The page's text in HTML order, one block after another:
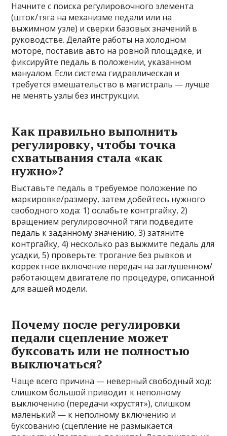
Начните с поиска регулировочного элемента
(шток/тяга на механизме педали или на
выжимном узле) и сверки базовых значений в
руководстве. Делайте работы на холодном
моторе, поставив авто на ровной площадке, и
фиксируйте педаль в положении, указанном
мануалом. Если система гидравлическая и
требуется вмешательство в магистраль — лучше
не менять узлы без инструкции.
Как правильно выполнить
регулировку, чтобы точка
схватывания стала «как
нужно»?
Выставьте педаль в требуемое положение по
маркировке/размеру, затем добейтесь нужного
свободного хода: 1) ослабьте контргайку, 2)
вращением регулировочной тяги подведите
педаль к заданному значению, 3) затяните
контргайку, 4) несколько раз выжмите педаль для
усадки, 5) проверьте: трогание без рывков и
корректное включение передач на заглушенном/
работающем двигателе по процедуре, описанной
для вашей модели.
Почему после регулировки
педали сцепление может
буксовать или не полностью
выключаться?
Чаще всего причина — неверный свободный ход:
слишком большой приводит к неполному
выключению (передачи «хрустят»), слишком
маленький — к неполному включению и
буксованию (сцепление не размыкается